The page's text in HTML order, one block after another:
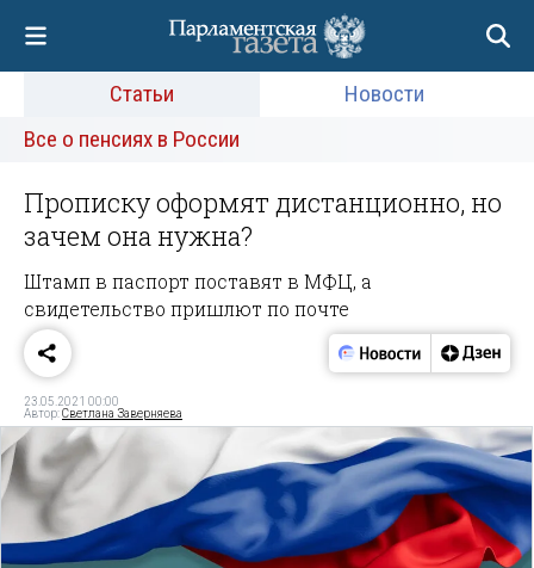
Статьи
Новости
Все о пенсиях в России
Прописку оформят дистанционно, но
зачем она нужна?
Штамп в паспорт поставят в МФЦ, а
свидетельство пришлют по почте
23.05.2021 00:00
Автор:Светлана Заверняева